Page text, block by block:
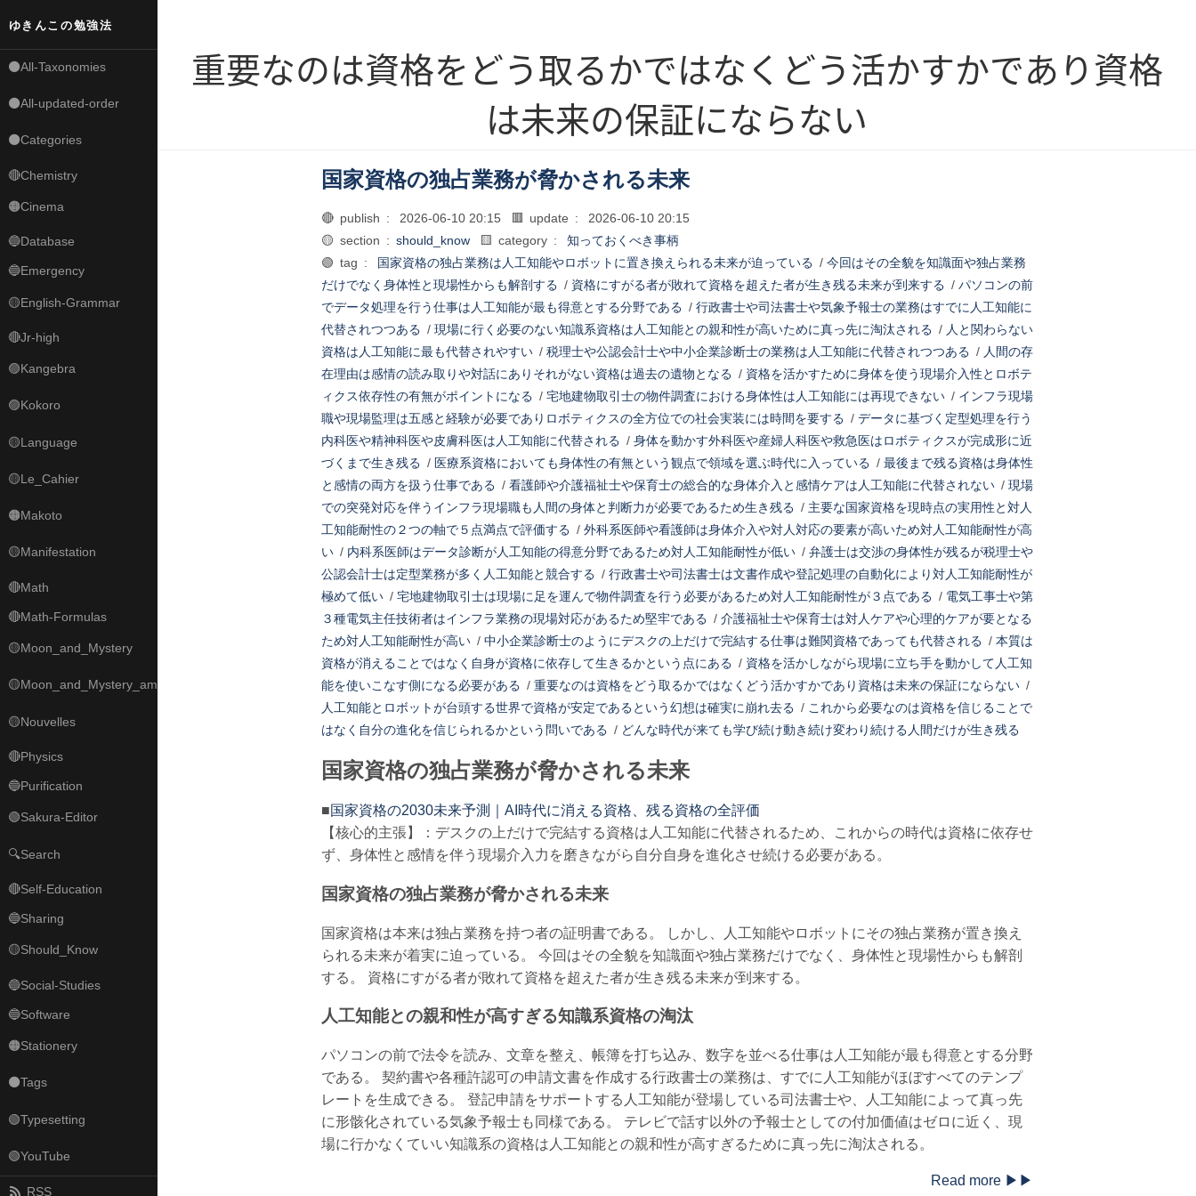
ゆきんこの勉強法
⚫All-Taxonomies
⚫All-updated-order
⚫Categories
🔴Chemistry
🟠Cinema
🔵Database
🔵Emergency
🟡English-Grammar
🔴Jr-high
🟣Kangebra
🟣Kokoro
🟡Language
🟡Le_Cahier
🟠Makoto
🟡Manifestation
🔴Math
🔴Math-Formulas
🟡Moon_and_Mystery
🟡Moon_and_Mystery_am
🟡Nouvelles
🔴Physics
🔵Purification
🟢Sakura-Editor
🔍Search
🔴Self-Education
🔵Sharing
🟡Should_Know
🔵Social-Studies
🔵Software
🟠Stationery
⚫Tags
🟢Typesetting
🟢YouTube
RSS
重要なのは資格をどう取るかではなくどう活かすかであり資格
は未来の保証にならない
国家資格の独占業務が脅かされる未来
🔴 publish : 2026-06-10 20:15 🟥 update :
2026-06-10 20:15
🟡 section : should_know 🟨 category :
知っておくべき事柄
🟢 tag :
国家資格の独占業務は人工知能やロボットに置き換えられる未来が迫っている / 今回はその全貌を知識面や独占業務
だけでなく身体性と現場性からも解剖する / 資格にすがる者が敗れて資格を超えた者が生き残る未来が到来する / パソコンの前
でデータ処理を行う仕事は人工知能が最も得意とする分野である / 行政書士や司法書士や気象予報士の業務はすでに人工知能に
代替されつつある / 現場に行く必要のない知識系資格は人工知能との親和性が高いために真っ先に淘汰される / 人と関わらない
資格は人工知能に最も代替されやすい/ 税理士や公認会計士や中小企業診断士の業務は人工知能に代替されつつある / 人間の存
在理由は感情の読み取りや対話にありそれがない資格は過去の遺物となる / 資格を活かすために身体を使う現場介入性とロボテ
ィクス依存性の有無がポイントになる / 宅地建物取引士の物件調査における身体性は人工知能には再現できない/ インフラ現場
職や現場監理は五感と経験が必要でありロボティクスの全方位での社会実装には時間を要する / データに基づく定型処理を行う
内科医や精神科医や皮膚科医は人工知能に代替される / 身体を動かす外科医や産婦人科医や救急医はロボティクスが完成形に近
づくまで生き残る / 医療系資格においても身体性の有無という観点で領域を選ぶ時代に入っている / 最後まで残る資格は身体性
と感情の両方を扱う仕事である / 看護師や介護福祉士や保育士の総合的な身体介入と感情ケアは人工知能に代替されない/ 現場
での突発対応を伴うインフラ現場職も人間の身体と判断力が必要であるため生き残る / 主要な国家資格を現時点の実用性と対人
工知能耐性の２つの軸で５点満点で評価する / 外科系医師や看護師は身体介入や対人対応の要素が高いため対人工知能耐性が高
い/ 内科系医師はデータ診断が人工知能の得意分野であるため対人工知能耐性が低い/ 弁護士は交渉の身体性が残るが税理士や
公認会計士は定型業務が多く人工知能と競合する / 行政書士や司法書士は文書作成や登記処理の自動化により対人工知能耐性が
極めて低い/ 宅地建物取引士は現場に足を運んで物件調査を行う必要があるため対人工知能耐性が３点である / 電気工事士や第
３種電気主任技術者はインフラ業務の現場対応があるため堅牢である / 介護福祉士や保育士は対人ケアや心理的ケアが要となる
ため対人工知能耐性が高い/ 中小企業診断士のようにデスクの上だけで完結する仕事は難関資格であっても代替される / 本質は
資格が消えることではなく自身が資格に依存して生きるかという点にある / 資格を活かしながら現場に立ち手を動かして人工知
能を使いこなす側になる必要がある / 重要なのは資格をどう取るかではなくどう活かすかであり資格は未来の保証にならない/
人工知能とロボットが台頭する世界で資格が安定であるという幻想は確実に崩れ去る / これから必要なのは資格を信じることで
はなく自分の進化を信じられるかという問いである / どんな時代が来ても学び続け動き続け変わり続ける人間だけが生き残る
国家資格の独占業務が脅かされる未来
■国家資格の2030未来予測｜AI時代に消える資格、残る資格の全評価
【核心的主張】：デスクの上だけで完結する資格は人工知能に代替されるため、これからの時代は資格に依存せ
ず、身体性と感情を伴う現場介入力を磨きながら自分自身を進化させ続ける必要がある。
国家資格の独占業務が脅かされる未来
国家資格は本来は独占業務を持つ者の証明書である。 しかし、人工知能やロボットにその独占業務が置き換え
られる未来が着実に迫っている。 今回はその全貌を知識面や独占業務だけでなく、身体性と現場性からも解剖
する。 資格にすがる者が敗れて資格を超えた者が生き残る未来が到来する。
人工知能との親和性が高すぎる知識系資格の淘汰
パソコンの前で法令を読み、文章を整え、帳簿を打ち込み、数字を並べる仕事は人工知能が最も得意とする分野
である。 契約書や各種許認可の申請文書を作成する行政書士の業務は、すでに人工知能がほぼすべてのテンプ
レートを生成できる。 登記申請をサポートする人工知能が登場している司法書士や、人工知能によって真っ先
に形骸化されている気象予報士も同様である。 テレビで話す以外の予報士としての付加価値はゼロに近く、現
場に行かなくていい知識系の資格は人工知能との親和性が高すぎるために真っ先に淘汰される。
Read more ▶▶